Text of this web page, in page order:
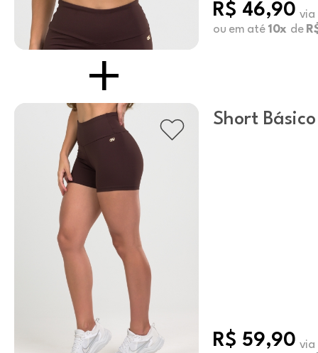
R$ 46,90 via
ou em até 10x de
Short
R$ 59,90 via